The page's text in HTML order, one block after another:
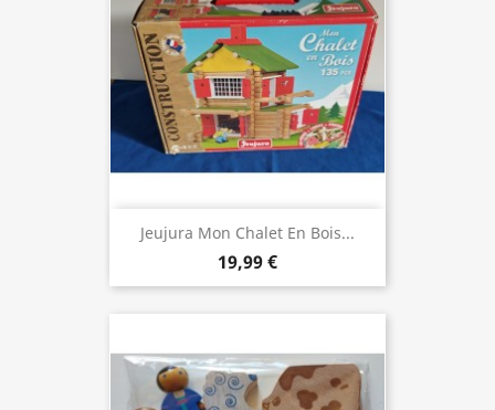
Jeujura Mon Chalet En Bois...
19,99 €